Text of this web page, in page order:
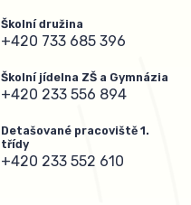
Školní družina
+420 733 685 396
Školní jídelna ZŠ a Gymnázia
+420 233 556 894
Detašované pracoviště 1.
třídy
+420 233 552 610